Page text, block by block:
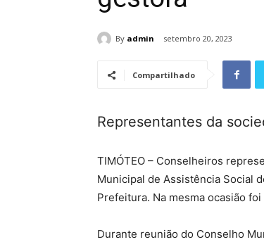
By admin setembro 20, 2023
Compartilhado
Representantes da
TIMÓTEO – Conselheiros
Municipal de Assistência Social
Prefeitura. Na mesma ocasião
Durante reunião do Conselho